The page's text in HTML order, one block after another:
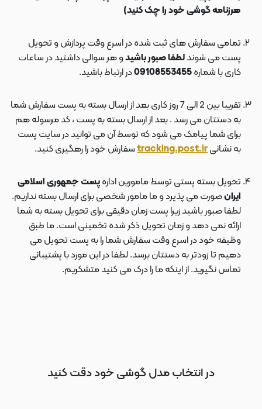
هرزنامه گوشی خود را چک کنید)
تمامی سفارش های ثبت شده در اسرع وقت پردازش و تحویل
پست می شوندلطفا صبور باشیدو هر سوالی داشتید در ساعات
کاری با شماره
در ارتباط باشید.
تقریبا بین 2 الی 7 روز کاری بعد از ارسال بسته به پست سفارش شما
به دستتان می رسد . بعد از ارسال بسته به پست ، کد مرسوله هم
برای شما پیامک می شود که توسط آن می توانید در سایت پست
به نشانیtracking.post.irسفارش خود را رهگیری کنید.
تحویل بسته پستی توسط مامورین ادارهپست جمهوری اسلامی
ایرانصورت می پذیرد و ما مامور شخصی برای ارسال بسته نداریم.
لطفا صبور باشید زیرا پست زمان دقیقی برای تحویل بسته به شما
ارائه نمی دهد و زمان تحویل ذکر شده تخمینی است. ما طبق
وظیفه خود در اسرع وقت سفارش شما را به پست تحویل می
دهیم تا زودتر به دستتان برسد. لطفا در این مورد با پشتیبانی
تماس نگیرید. از اینکه ما را درک می کنید متشکریم.
در انتخاب مدل گوشی خود دقت کنید